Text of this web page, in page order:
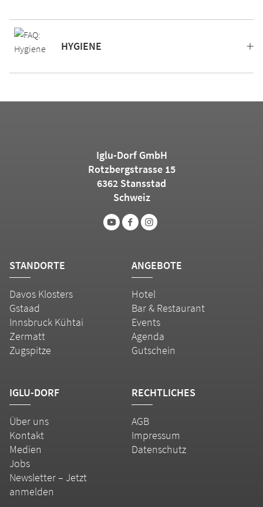
HYGIENE
Iglu-Dorf GmbH
Rotzbergstrasse 15
6362 Stansstad
Schweiz
STANDORTE
Davos Klosters
Gstaad
Innsbruck Kühtai
Zermatt
Zugspitze
ANGEBOTE
Hotel
Bar & Restaurant
Events
Agenda
Gutschein
IGLU-DORF
Über uns
Kontakt
Medien
Jobs
Newsletter – Jetzt
anmelden
RECHTLICHES
AGB
Impressum
Datenschutz